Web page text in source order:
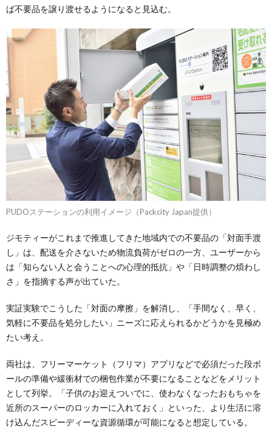
ば不要品を譲り渡せるようになると見込む。
PUDOステーションの利用イメージ（Packcity Japan提供）
ジモティーがこれまで推進してきた地域内での不要品の「対面手渡
し」は、配送を介さないため物流負荷がゼロの一方、ユーザーから
は「知らない人と会うことへの心理的抵抗」や「日時調整の煩わし
さ」を指摘する声が出ていた。
実証実験でこうした「対面の摩擦」を解消し、「手間なく、早く、
気軽に不要品を処分したい」ニーズに応えられるかどうかを見極め
たい考え。
両社は、フリーマーケット（フリマ）アプリなどで必須だった段ボ
ールの準備や緩衝材での梱包作業が不要になることなどをメリット
として列挙。「子供のお迎えついでに、使わなくなったおもちゃを
近所のスーパーのロッカーに入れておく」といった、より生活に溶
け込んだスピーディーな資源循環が可能になると想定している。